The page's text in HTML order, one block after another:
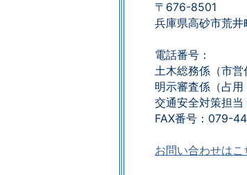
〒676-8501
兵庫県高砂市荒井
電話番号：
土木総務係（市
明示審査係（占
交通安全対策担
FAX番号：079-
お問い合わせはこ